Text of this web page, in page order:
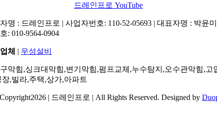
드레인프로 YouTube
명 : 드레인프로 | 사업자번호: 110-52-05693 | 대표자명 : 박윤
: 010-9564-0904
체 | 우성설비
막힘,싱크대막힘,변기막힘,펌프교체,누수탐지,오수관막힘,고
장,빌라,주택,상가,아파트
| 드레인프로 | All Rights Reserved. Designed by